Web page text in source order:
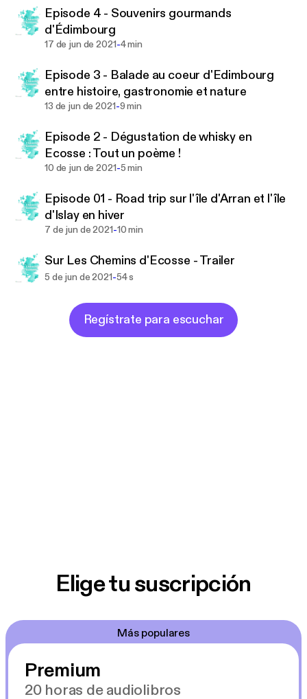
Episode 4 - Souvenirs gourmands
d'Édimbourg
17 de jun de 2021-4 min
Episode 3 - Balade au coeur d'Edimbourg
entre histoire, gastronomie et nature
13 de jun de 2021-9 min
Episode 2 - Dégustation de whisky en
Ecosse : Tout un poème !
10 de jun de 2021-5 min
Episode 01 - Road trip sur l'île d'Arran et l'île
d'Islay en hiver
7 de jun de 2021-10 min
Sur Les Chemins d'Ecosse - Trailer
5 de jun de 2021-54 s
Regístrate para escuchar
Elige tu suscripción
Más populares
Premium
20 horas de audiolibros